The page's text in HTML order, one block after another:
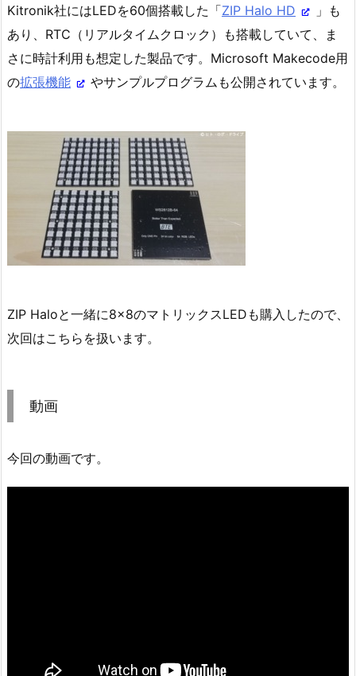
Kitronik社にはLEDを60個搭載した「ZIP Halo HD
」も
あり、RTC（リアルタイムクロック）も搭載していて、ま
さに時計利用も想定した製品です。Microsoft Makecode用
の拡張機能 やサンプルプログラムも公開されています。
ZIP Haloと一緒に8×8のマトリックスLEDも購入したので、
次回はこちらを扱います。
動画
今回の動画です。